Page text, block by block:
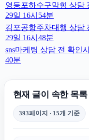
영등포하수구막힘 상담
29일 16시54분
김포공항주차대행 상담
29일 16시48분
sns마케팅 상담 전 확인
40분
현재 글이 속한 목
393페이지 · 15개 기준